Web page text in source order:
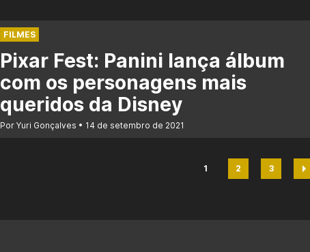
FILMES
Pixar Fest: Panini lança álbum
com os personagens mais
queridos da Disney
Por Yuri Gonçalves 14 de setembro de 2021
Página
1
Página
2
Página
3